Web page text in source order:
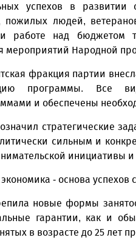
успехов в
людей,
работе над бюджетом
мероприятий Народной
фракция партии
программы. Все
и обеспечены
стратегические
сильным и
инициативы
- основа успехов
новые формы
гарантии, как и
в возрасте до 25 лет